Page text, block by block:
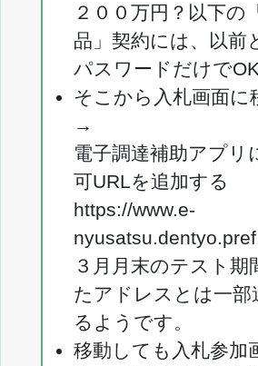
２００万円？以下の
品」契約には、以前
パスワードだけでOK
そこから入札画面に
→
電子調達補助アプリ
可URLを追加する
https://www.e-
３月月末のテスト期
たアドレスとは一部
るようです。
移動しても入札参加